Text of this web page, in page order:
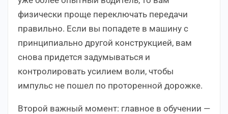
физически проще переключать передачи
правильно. Если вы попадете в машину с
принципиально другой конструкцией, вам
снова придется задумываться и
контролировать усилием воли, чтобы
импульс не пошел по проторенной дорожке.
Второй важный момент: главное в обучении —